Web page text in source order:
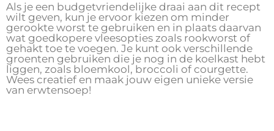
Als je een budgetvriendelijke draai aan dit recept
wilt geven, kun je ervoor kiezen om minder
gerookte worst te gebruiken en in plaats daarvan
wat goedkopere vleesopties zoals rookworst of
gehakt toe te voegen. Je kunt ook verschillende
groenten gebruiken die je nog in de koelkast hebt
liggen, zoals bloemkool, broccoli of courgette.
Wees creatief en maak jouw eigen unieke versie
van erwtensoep!